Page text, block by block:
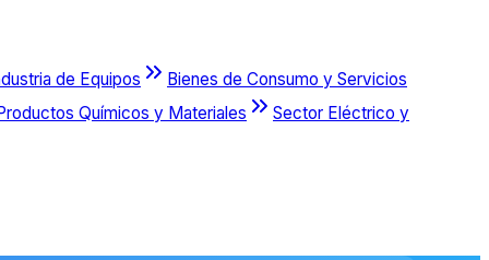
de Equipos
Bienes de Consumo y Servicios
Químicos y Materiales
Sector Eléctrico y